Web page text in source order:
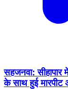
सहजनवा: सीहापार
के साथ हुई